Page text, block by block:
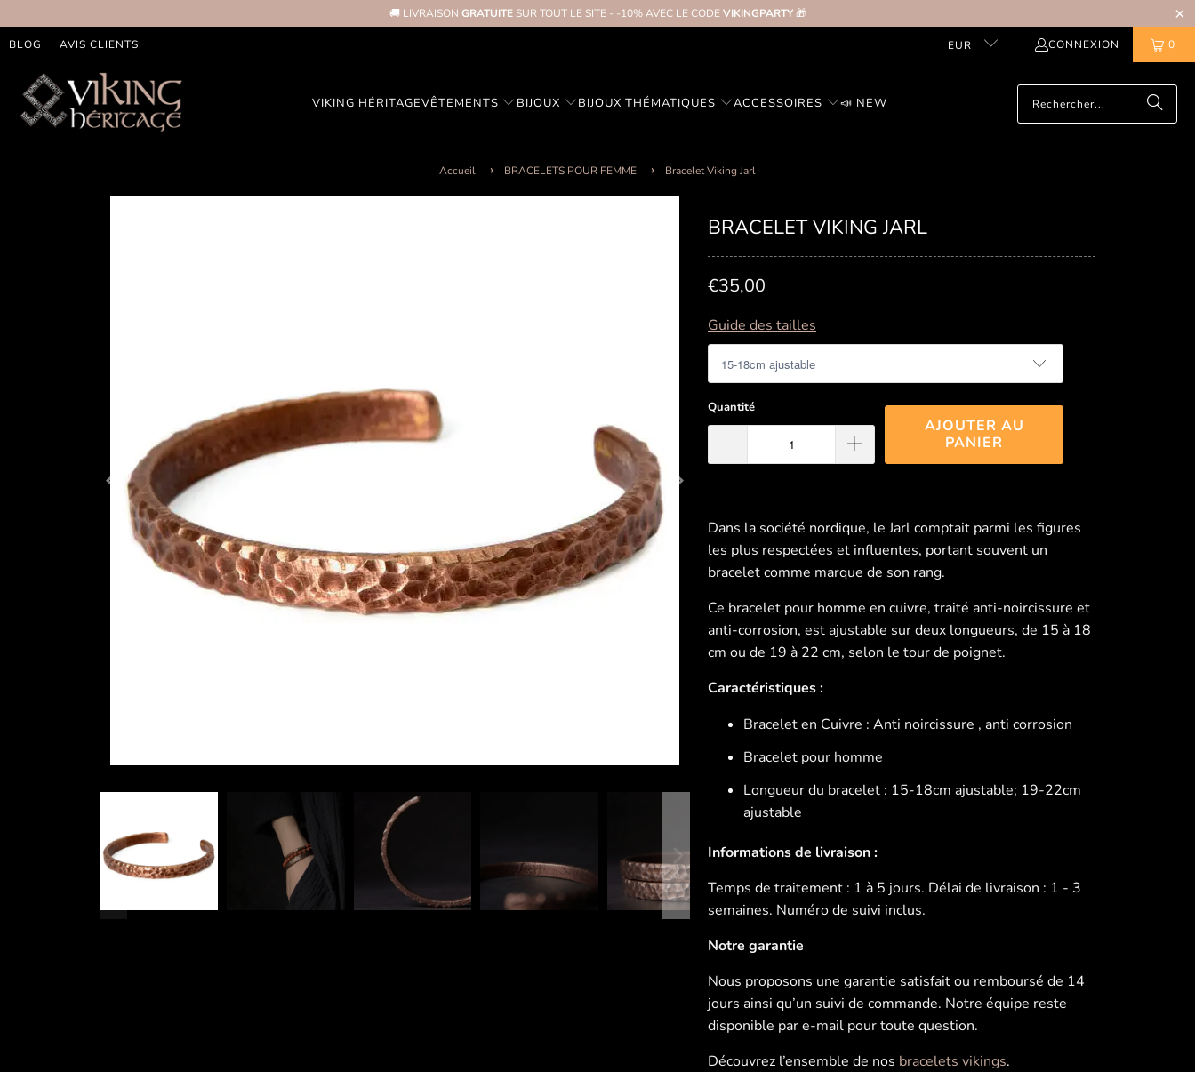
🚚 LIVRAISON GRATUITE SUR TOUT LE SITE - -10% AVEC LE CODEVIKINGPARTY🎁
BLOG AVIS CLIENTS EUR CONNEXION 0
VIKING HÉRITAGEVÊTEMENTS BIJOUX BIJOUX THÉMATIQUES ACCESSOIRES 📣 NEW
Accueil BRACELETS POUR FEMME Bracelet Viking Jarl
BRACELET VIKING JARL
€35,00
Guide des tailles
Quantité
AJOUTER AU
PANIER
Dans la société nordique, le Jarl comptait parmi les figures
les plus respectées et influentes, portant souvent un
bracelet comme marque de son rang.
Ce bracelet pour homme en cuivre, traité anti-noircissure et
anti-corrosion, est ajustable sur deux longueurs, de 15 à 18
cm ou de 19 à 22 cm, selon le tour de poignet.
Caractéristiques :
Bracelet en Cuivre : Anti noircissure , anti corrosion
Bracelet pour homme
Longueur du bracelet : 15-18cm ajustable; 19-22cm
ajustable
Informations de livraison :
Temps de traitement : 1 à 5 jours. Délai de livraison : 1 - 3
semaines. Numéro de suivi inclus.
Notre garantie
Nous proposons une garantie satisfait ou remboursé de 14
jours ainsi qu’un suivi de commande. Notre équipe reste
disponible par e-mail pour toute question.
Découvrez l’ensemble de nos bracelets vikings.